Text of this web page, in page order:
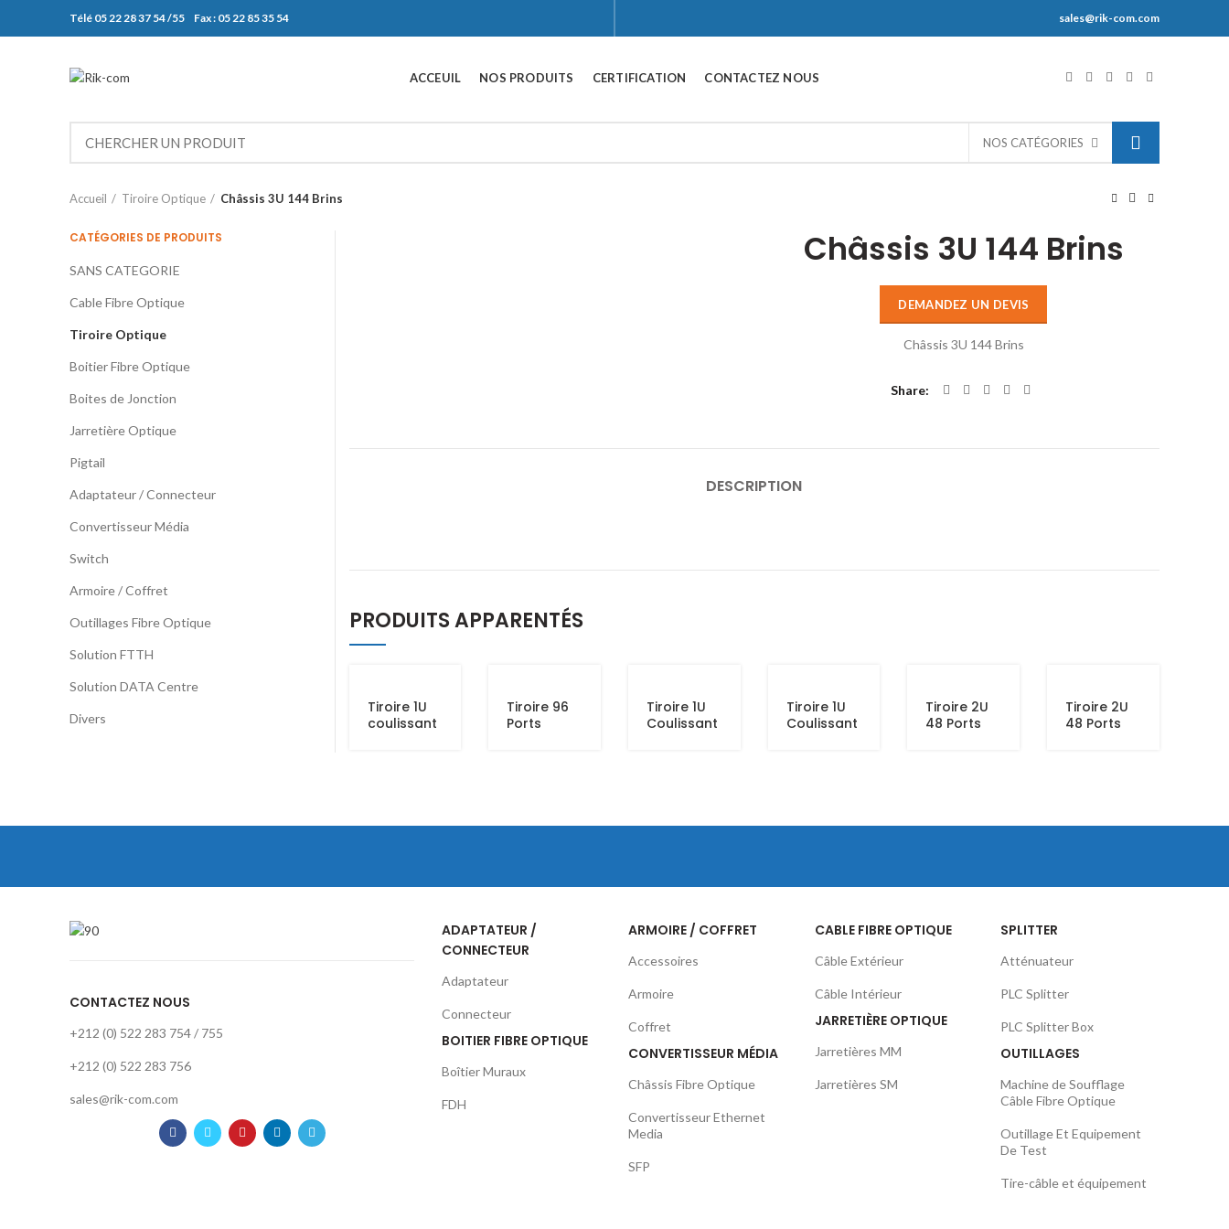
Télé 05 22 28 37 54 /55 Fax : 05 22 85 35 54 sales@rik-com.com
ACCEUIL NOS PRODUITS CERTIFICATION CONTACTEZ NOUS
NOS CATÉGORIES
Accueil Tiroire Optique
Châssis 3U 144 Brins
Châssis 3U 144 Brins
DEMANDEZ UN DEVIS
Châssis 3U 144 Brins
Share
DESCRIPTION
PRODUITS APPARENTÉS
Tiroire 1U
coulissant
Tiroire 96
Ports
Tiroire 1U
Coulissant
Tiroire 1U
Coulissant
Tiroire 2U
48 Ports
Tiroire 2U
48 Ports
CATÉGORIES DE PRODUITS
SANS CATEGORIE
Cable Fibre Optique
Tiroire Optique
Boitier Fibre Optique
Boites de Jonction
Jarretière Optique
Pigtail
Adaptateur / Connecteur
Convertisseur Média
Switch
Armoire / Coffret
Outillages Fibre Optique
Solution FTTH
Solution DATA Centre
Divers
CONTACTEZ NOUS
+212 (0) 522 283 754 / 755
+212 (0) 522 283 756
sales@rik-com.com
ADAPTATEUR /
CONNECTEUR
Adaptateur
Connecteur
BOITIER FIBRE OPTIQUE
Boîtier Muraux
FDH
ARMOIRE / COFFRET
Accessoires
Armoire
Coffret
CONVERTISSEUR MÉDIA
Châssis Fibre Optique
Convertisseur Ethernet
Media
SFP
CABLE FIBRE OPTIQUE
Câble Extérieur
Câble Intérieur
JARRETIÈRE OPTIQUE
Jarretières MM
Jarretières SM
SPLITTER
Atténuateur
PLC Splitter
PLC Splitter Box
OUTILLAGES
Machine de Soufflage
Câble Fibre Optique
Outillage Et Equipement
De Test
Tire-câble et équipement